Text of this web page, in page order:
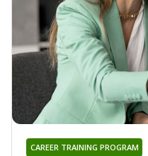
CAREER TRAINING PROGRAM